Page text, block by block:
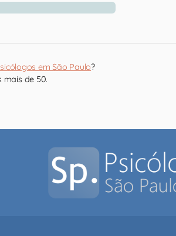
em São Paulo?
mais de 50.